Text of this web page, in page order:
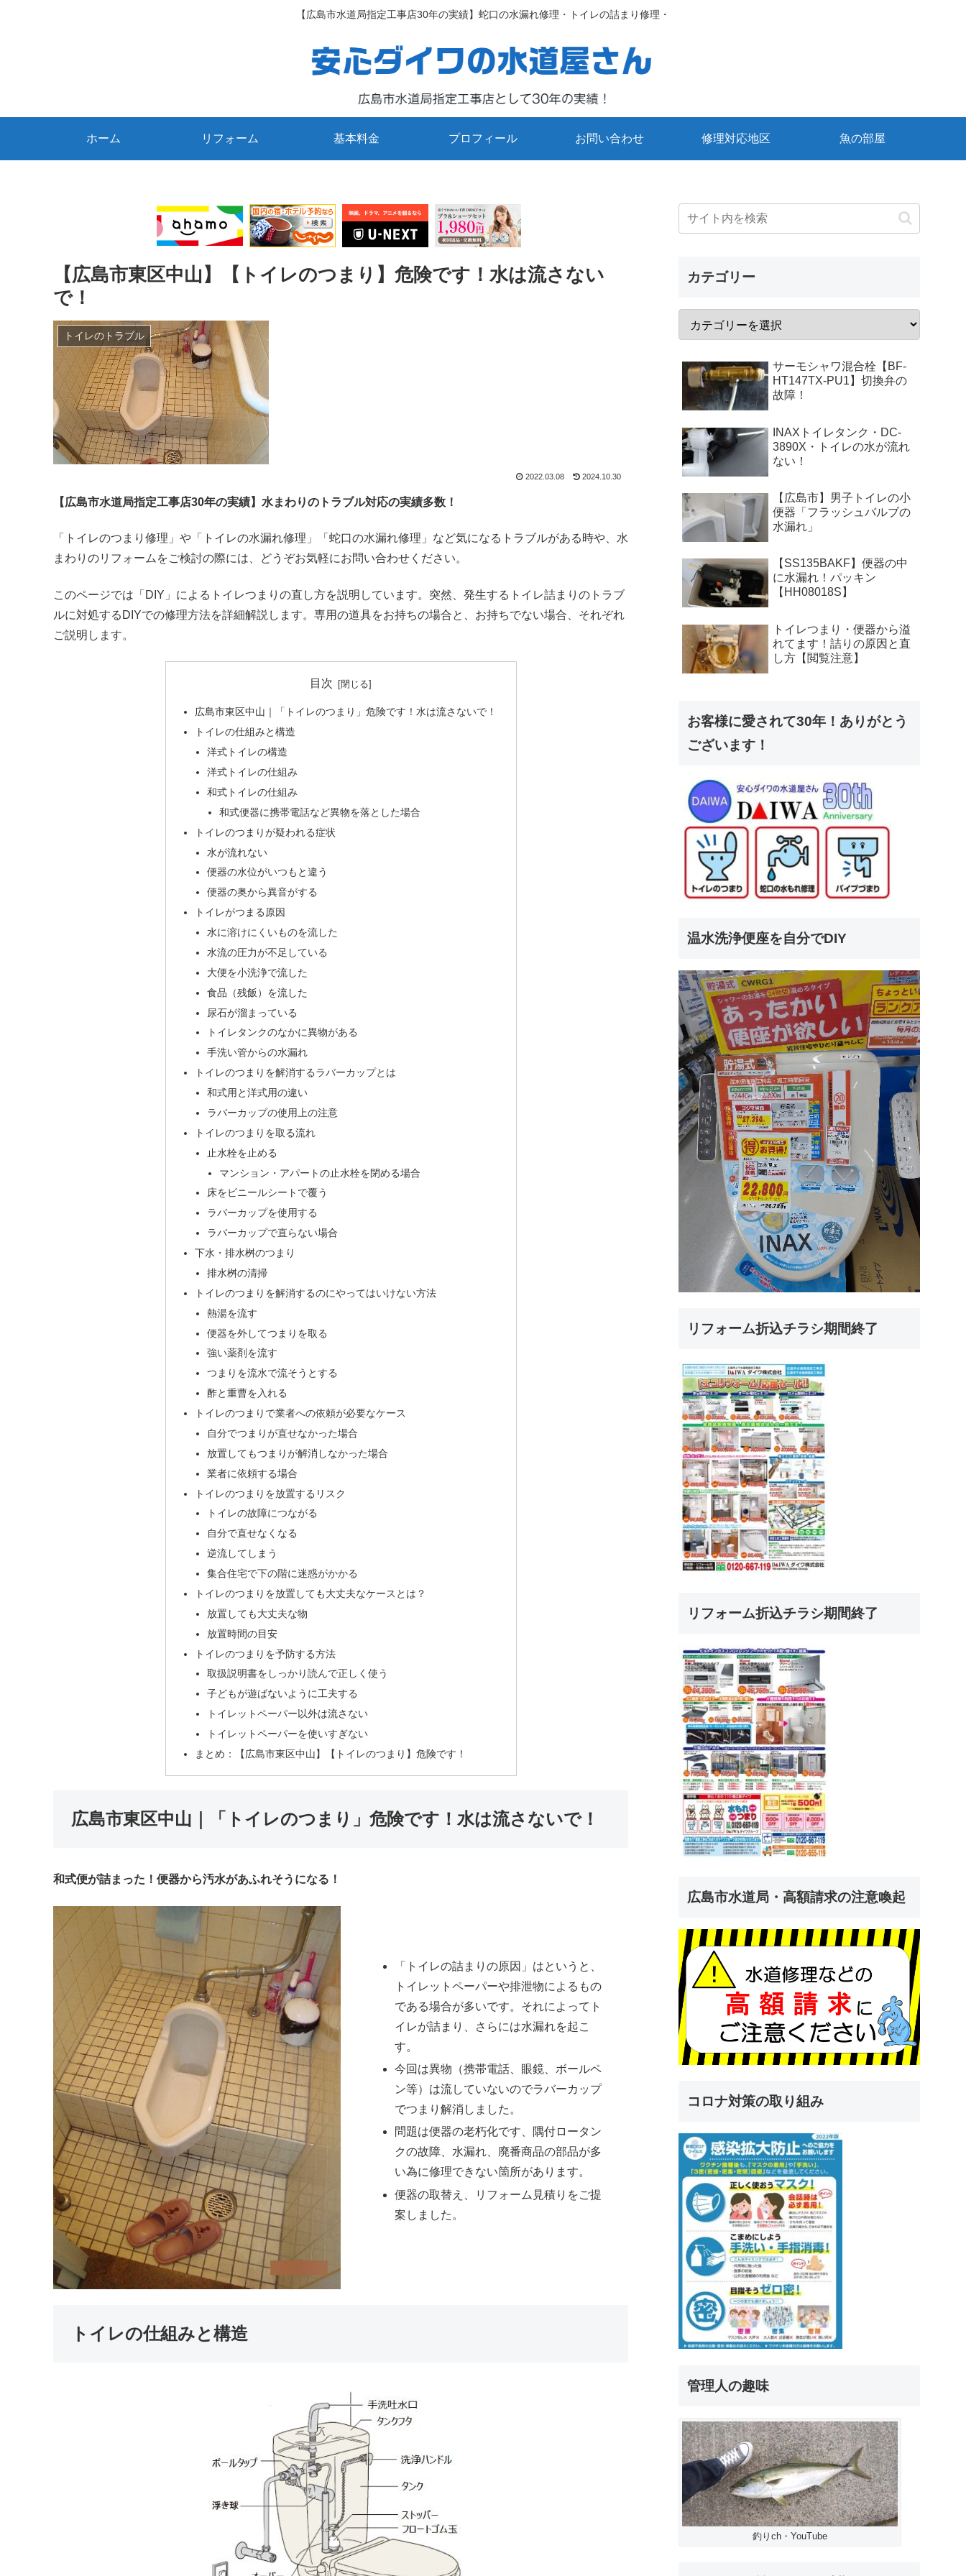
【広島市水道局指定工事店30年の実績】蛇口の水漏れ修理・トイレの詰まり修理・
ホーム リフォーム 基本料金 プロフィール お問い合わせ 修理対応地区 魚の部屋
【広島市東区中山】【トイレのつまり】危険です！水は流さない
で！
トイレのトラブル
2022.03.08 2024.10.30
【広島市水道局指定工事店30年の実績】水まわりのトラブル対応の実績多数！
「トイレのつまり修理」や「トイレの水漏れ修理」「蛇口の水漏れ修理」など気になるトラブルがある時や、水
まわりのリフォームをご検討の際には、どうぞお気軽にお問い合わせください。
このページでは「DIY」によるトイレつまりの直し方を説明しています。突然、発生するトイレ詰まりのトラブ
ルに対処するDIYでの修理方法を詳細解説します。専用の道具をお持ちの場合と、お持ちでない場合、それぞれ
ご説明します。
目次
広島市東区中山｜「トイレのつまり」危険です！水は流さないで！
トイレの仕組みと構造
洋式トイレの構造
洋式トイレの仕組み
和式トイレの仕組み
和式便器に携帯電話など異物を落とした場合
トイレのつまりが疑われる症状
水が流れない
便器の水位がいつもと違う
便器の奥から異音がする
トイレがつまる原因
水に溶けにくいものを流した
水流の圧力が不足している
大便を小洗浄で流した
食品（残飯）を流した
尿石が溜まっている
トイレタンクのなかに異物がある
手洗い管からの水漏れ
トイレのつまりを解消するラバーカップとは
和式用と洋式用の違い
ラバーカップの使用上の注意
トイレのつまりを取る流れ
止水栓を止める
マンション・アパートの止水栓を閉める場合
床をビニールシートで覆う
ラバーカップを使用する
ラバーカップで直らない場合
下水・排水桝のつまり
排水桝の清掃
トイレのつまりを解消するのにやってはいけない方法
熱湯を流す
便器を外してつまりを取る
強い薬剤を流す
つまりを流水で流そうとする
酢と重曹を入れる
トイレのつまりで業者への依頼が必要なケース
自分でつまりが直せなかった場合
放置してもつまりが解消しなかった場合
業者に依頼する場合
トイレのつまりを放置するリスク
トイレの故障につながる
自分で直せなくなる
逆流してしまう
集合住宅で下の階に迷惑がかかる
トイレのつまりを放置しても大丈夫なケースとは？
放置しても大丈夫な物
放置時間の目安
トイレのつまりを予防する方法
取扱説明書をしっかり読んで正しく使う
子どもが遊ばないように工夫する
トイレットペーパー以外は流さない
トイレットペーパーを使いすぎない
まとめ：【広島市東区中山】【トイレのつまり】危険です！
広島市東区中山｜「トイレのつまり」危険です！水は流さないで！
和式便が詰まった！便器から汚水があふれそうになる！
「トイレの詰まりの原因」はというと、
トイレットペーパーや排泄物によるもの
である場合が多いです。それによってト
イレが詰まり、さらには水漏れを起こ
す。
今回は異物（携帯電話、眼鏡、ボールペ
ン等）は流していないのでラバーカップ
でつまり解消しました。
問題は便器の老朽化です、隅付ロータン
クの故障、水漏れ、廃番商品の部品が多
い為に修理できない箇所があります。
便器の取替え、リフォーム見積りをご提
案しました。
トイレの仕組みと構造
カテゴリー
サーモシャワ混合栓【BF-
HT147TX-PU1】切換弁の
故障！
INAXトイレタンク・DC-
3890X・トイレの水が流れ
ない！
【広島市】男子トイレの小
便器「フラッシュバルブの
水漏れ」
【SS135BAKF】便器の中
に水漏れ！パッキン
【HH08018S】
トイレつまり・便器から溢
れてます！詰りの原因と直
し方【閲覧注意】
お客様に愛されて30年！ありがとう
ございます！
温水洗浄便座を自分でDIY
リフォーム折込チラシ期間終了
リフォーム折込チラシ期間終了
広島市水道局・高額請求の注意喚起
コロナ対策の取り組み
管理人の趣味
釣りch・YouTube